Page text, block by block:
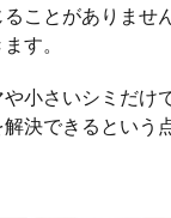
ことがありませ
す。
小さいシミだ
決できるという